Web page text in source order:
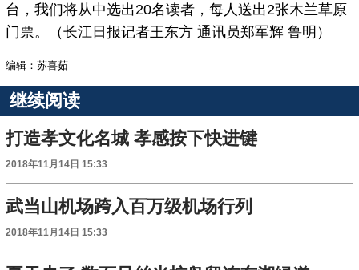
台，我们将从中选出20名读者，每人送出2张木兰草原
门票。（长江日报记者王东方 通讯员郑军辉 鲁明）
编辑：苏喜茹
继续阅读
打造孝文化名城 孝感按下快进键
2018年11月14日 15:33
武当山机场跨入百万级机场行列
2018年11月14日 15:33